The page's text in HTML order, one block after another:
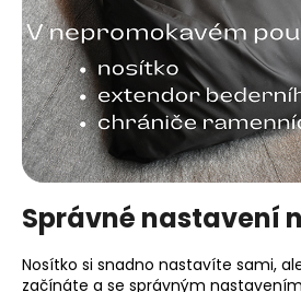
Správné nastavení
Nosítko si snadno nastavíte sami,
začínáte a se správným